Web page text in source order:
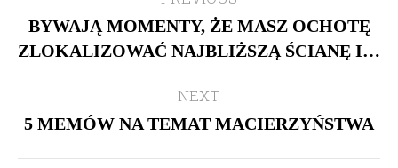
navigation
Previous
BYWAJĄ MOMENTY, ŻE MASZ OCHOTĘ
ZLOKALIZOWAĆ NAJBLIŻSZĄ ŚCIANĘ I…
NEXT
Next
post:
5 MEMÓW NA TEMAT MACIERZYŃSTWA